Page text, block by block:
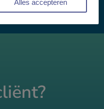
Alles accepteren